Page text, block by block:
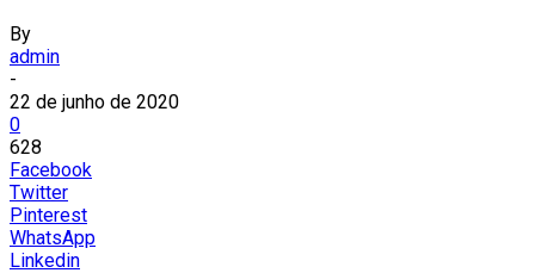
By
admin
-
22 de junho de 2020
0
628
Facebook
Twitter
Pinterest
WhatsApp
Linkedin